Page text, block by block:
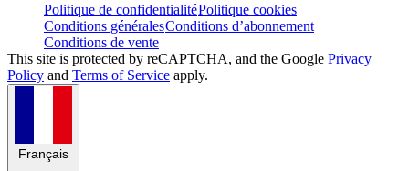
Politique de confidentialitéPolitique cookies
Conditions généralesConditions d’abonnement
Conditions de vente
This site is protected by reCAPTCHA, and the Google Privacy
Policy and Terms of Service apply.
Français